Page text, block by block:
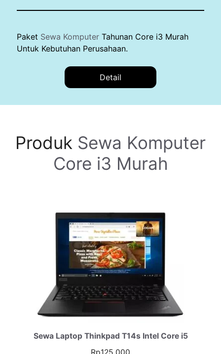
Paket Sewa Komputer Tahunan Core i3 Murah
Untuk Kebutuhan Perusahaan.
Detail
Produk Sewa Komputer
Core i3 Murah
Sewa Laptop Thinkpad T14s Intel Core i5
Rp125.000